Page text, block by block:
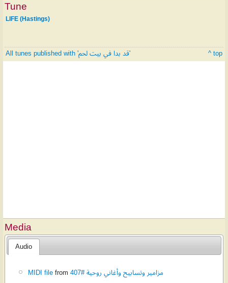
Tune
LIFE (Hastings)
All tunes published with 'قد بدا في بيت لحم' ^ top
Media
Audio
MIDI file from مزامير وتسابيح وأغاني روحية #407